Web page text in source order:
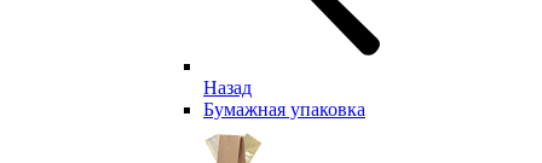
Назад
Бумажная упаковка